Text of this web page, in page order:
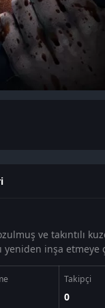
ve takıntılı
inşa etmeye
Takipçi
0